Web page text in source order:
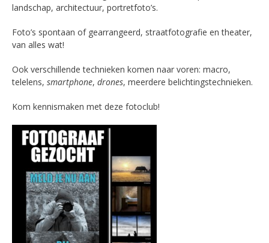
landschap, architectuur, portretfoto’s.
Foto’s spontaan of gearrangeerd, straatfotografie en theater,
van alles wat!
Ook verschillende technieken komen naar voren: macro,
telelens, smartphone, drones, meerdere belichtingstechnieken.
Kom kennismaken met deze fotoclub!